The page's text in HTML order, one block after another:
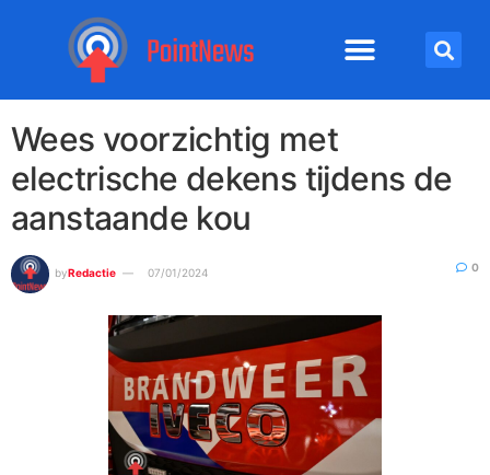
Wees voorzichtig met
electrische dekens tijdens de
aanstaande kou
byRedactie 07/01/2024 0